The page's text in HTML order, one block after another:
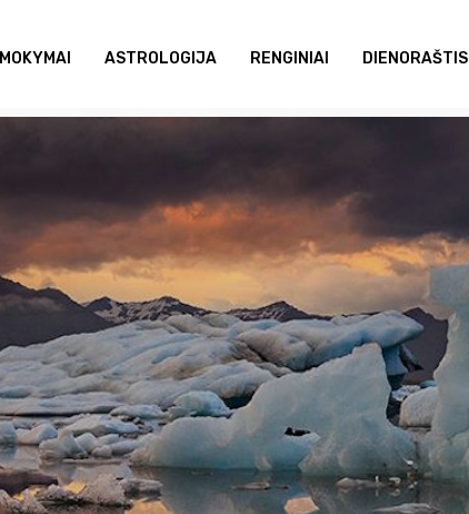
MOKYMAI ASTROLOGIJA RENGINIAI DIENORAŠTIS